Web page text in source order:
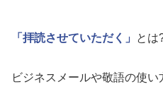
「拝読させていただく」 とは
ビジネスメールや敬語の使い